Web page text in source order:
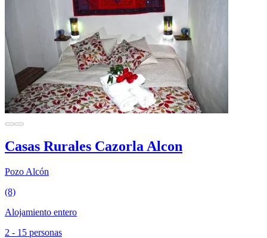
Casas Rurales Cazorla Alcon
Pozo Alcón
(8)
Alojamiento entero
2 - 15 personas